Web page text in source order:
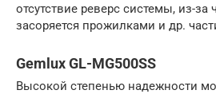
отсутствие реверс системы, из-за
засоряется прожилками и др.
Gemlux GL-MG500SS
Высокой степенью надежности